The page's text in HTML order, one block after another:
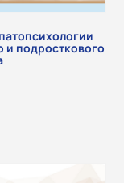
и подросткового